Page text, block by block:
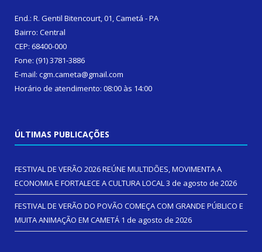
End.: R. Gentil Bitencourt, 01, Cametá - PA
Bairro: Central
CEP: 68400-000
Fone: (91) 3781-3886
E-mail: cgm.cameta@gmail.com
Horário de atendimento: 08:00 às 14:00
ÚLTIMAS PUBLICAÇÕES
FESTIVAL DE VERÃO 2026 REÚNE MULTIDÕES, MOVIMENTA A
ECONOMIA E FORTALECE A CULTURA LOCAL3 de agosto de 2026
FESTIVAL DE VERÃO DO POVÃO COMEÇA COM GRANDE PÚBLICO E
MUITA ANIMAÇÃO EM CAMETÁ 1 de agosto de 2026